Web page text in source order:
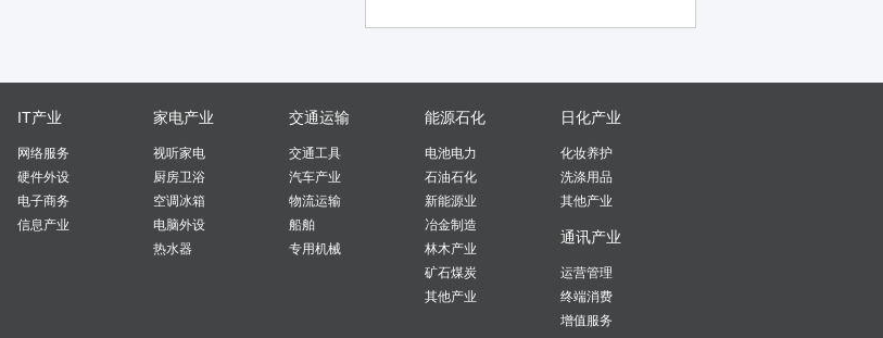
IT产业
网络服务
硬件外设
电子商务
信息产业
家电产业
视听家电
厨房卫浴
空调冰箱
电脑外设
热水器
交通运输
交通工具
汽车产业
物流运输
船舶
专用机械
能源石化
电池电力
石油石化
新能源业
冶金制造
林木产业
矿石煤炭
其他产业
日化产业
化妆养护
洗涤用品
其他产业
通讯产业
运营管理
终端消费
增值服务